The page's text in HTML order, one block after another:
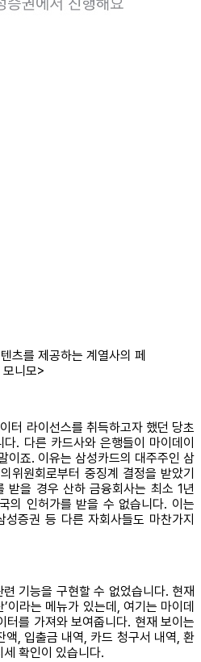
츠를 제공하는 계열사의 페
니모>
터 라이선스를 취득하고자 했던 당초
. 다른 카드사와 은행들이 마이데이
이죠. 이유는 삼성카드의 대주주인 삼
위원회로부터 중징계 결정을 받았기
받을 경우 산하 금융회사는 최소 1년
의 인허가를 받을 수 없습니다. 이는
성증권 등 다른 자회사들도 마찬가지
기능을 구현할 수 없었습니다. 현재
’이라는 메뉴가 있는데, 여기는 마이데
터를 가져와 보여줍니다. 현재 보이는
액, 입출금 내역, 카드 청구서 내역, 환
확인이 있습니다.